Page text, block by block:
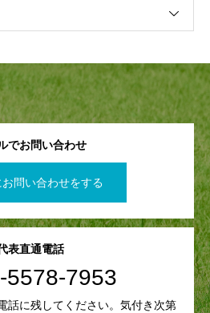
でお問い合わせ
問い合わせをする
表直通電話
5578-7953
話に残してください。気付き次第